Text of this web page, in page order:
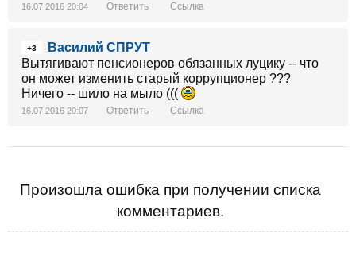
16.07.2016 20:04 Ответить Ссылка
+3
Василий СПРУТ
Вытягивают пенсионеров обязанных луцику -- что
он может изменить старый коррупционер ???
Ничего -- шило на мыло (((
16.07.2016 20:07 Ответить Ссылка
Произошла ошибка при получении списка
комментариев.